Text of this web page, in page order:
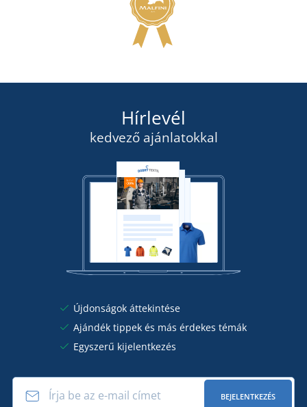
Hírlevél
kedvező ajánlatokkal
Újdonságok áttekintése
Ajándék tippek és más érdekes témák
Egyszerű kijelentkezés
BEJELENTKEZÉS